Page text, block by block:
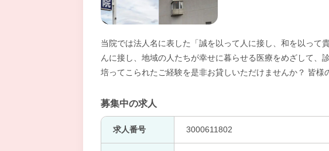
当院では法人名に表した「誠を以って人に接し、和を以って
んに接し、地域の人たちが幸せに暮らせる医療をめざして、
培ってこられたご経験を是非お貸しいただけませんか？ 皆様
募集中の求人
求人番号 3000611802